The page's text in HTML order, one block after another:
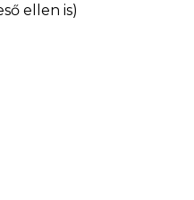
ellen is)